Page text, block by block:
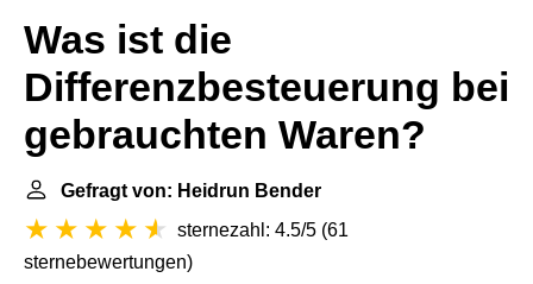
Was ist die
Differenzbesteuerung bei
gebrauchten Waren?
Gefragt von: Heidrun Bender
sternezahl: 4.5/5 (61
sternebewertungen)